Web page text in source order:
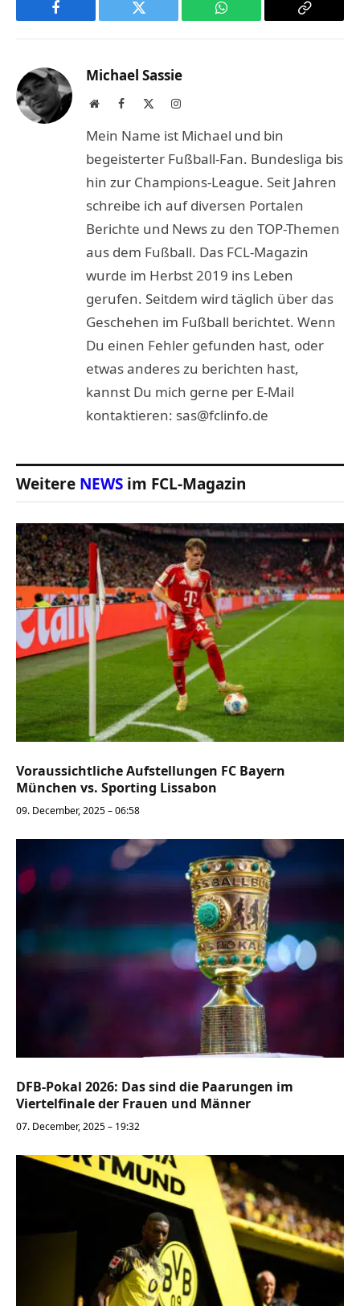
Facebook Twitter WhatsApp
Copy
Michael Sassie
WebsiteFacebook Instagram
Mein Name ist Michael und bin
begeisterter Fußball-Fan. Bundesliga bis
hin zur Champions-League. Seit Jahren
schreibe ich auf diversen Portalen
Berichte und News zu den TOP-Themen
aus dem Fußball. Das FCL-Magazin
wurde im Herbst 2019 ins Leben
gerufen. Seitdem wird täglich über das
Geschehen im Fußball berichtet. Wenn
Du einen Fehler gefunden hast, oder
etwas anderes zu berichten hast,
kannst Du mich gerne per E-Mail
kontaktieren: sas@fclinfo.de
Weitere NEWS im FCL-Magazin
Voraussichtliche Aufstellungen FC Bayern
München vs. Sporting Lissabon
09. December, 2025 – 06:58
DFB-Pokal 2026: Das sind die Paarungen im
Viertelfinale der Frauen und Männer
07. December, 2025 – 19:32